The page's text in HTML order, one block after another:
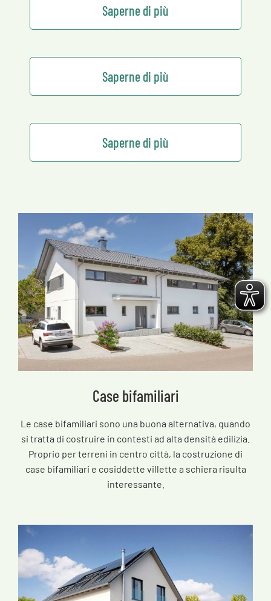
Saperne di più
Saperne di più
Saperne di più
Case bifamiliari
Le case bifamiliari sono una buona alternativa, quando
si tratta di costruire in contesti ad alta densità edilizia.
Proprio per terreni in centro città, la costruzione di
case bifamiliari e cosiddette villette a schiera risulta
interessante.